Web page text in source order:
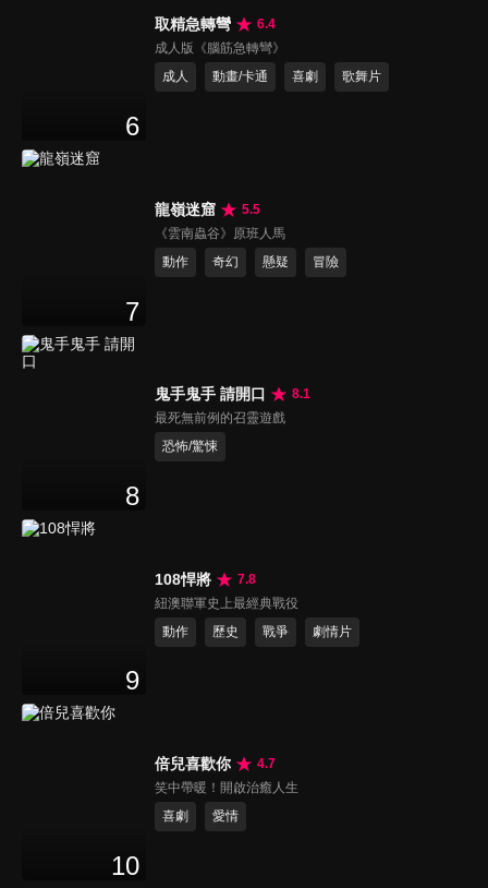
6
取精急轉彎
6.4
成人版《腦筋急轉彎》
成人
動畫/卡通 喜劇 歌舞片
7
龍嶺迷窟
5.5
《雲南蟲谷》原班人馬
動作
奇幻 懸疑 冒險
8
鬼手鬼手 請開口
8.1
最死無前例的召靈遊戲
恐怖/驚悚
9
108悍將
7.8
紐澳聯軍史上最經典戰役
動作
歷史 戰爭 劇情片
10
倍兒喜歡你
4.7
笑中帶暖！開啟治癒人生
喜劇
愛情